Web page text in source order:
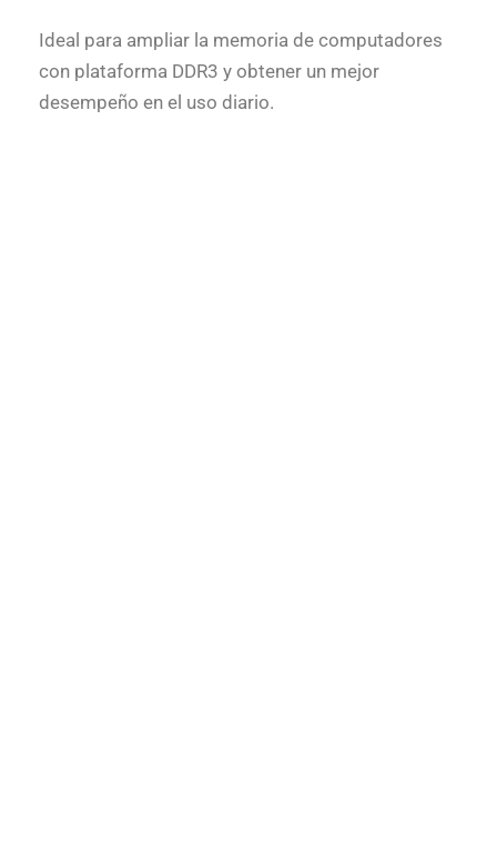
Ideal para ampliar la memoria de computadores
con plataforma DDR3 y obtener un mejor
desempeño en el uso diario.